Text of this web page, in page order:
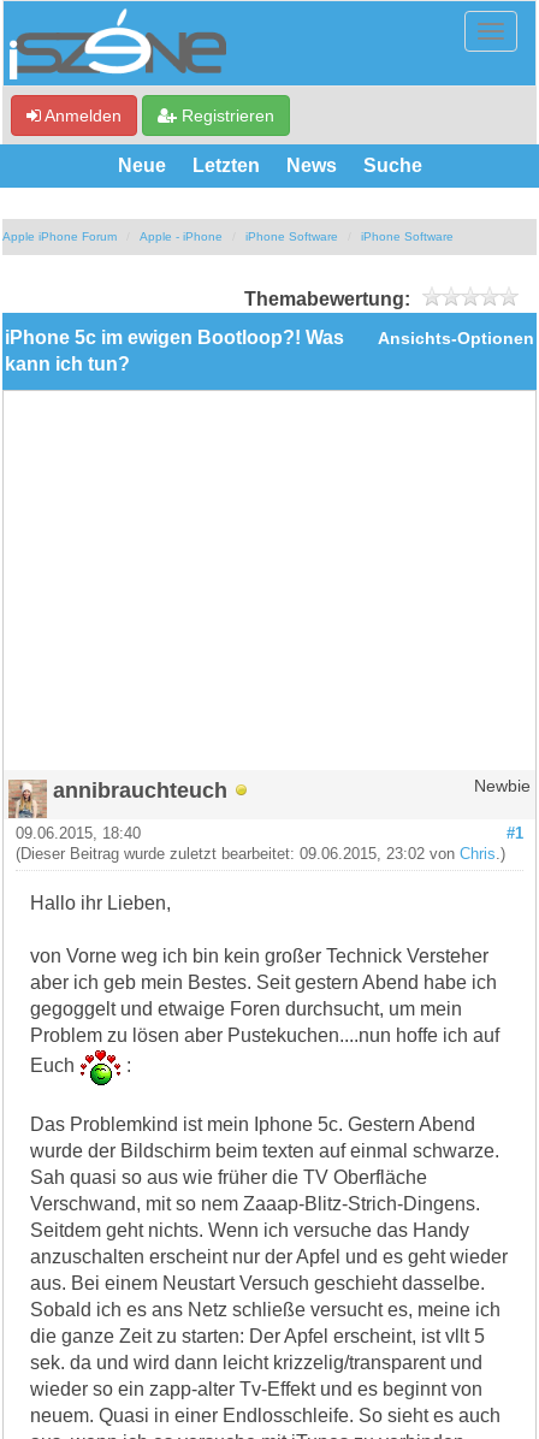
Anmelden Registrieren
Neue Letzten News Suche
Apple iPhone Forum Apple - iPhone iPhone Software iPhone Software
Themabewertung:
Ansichts-Optionen
iPhone 5c im ewigen Bootloop?! Was
kann ich tun?
annibrauchteuch Newbie
#1
09.06.2015, 18:40
(Dieser Beitrag wurde zuletzt bearbeitet: 09.06.2015, 23:02 vonChris .)
Hallo ihr Lieben,
von Vorne weg ich bin kein großer Technick Versteher
aber ich geb mein Bestes. Seit gestern Abend habe ich
gegoggelt und etwaige Foren durchsucht, um mein
Problem zu lösen aber Pustekuchen....nun hoffe ich auf
Euch
:
Das Problemkind ist mein Iphone 5c. Gestern Abend
wurde der Bildschirm beim texten auf einmal schwarze.
Sah quasi so aus wie früher die TV Oberfläche
Verschwand, mit so nem Zaaap-Blitz-Strich-Dingens.
Seitdem geht nichts. Wenn ich versuche das Handy
anzuschalten erscheint nur der Apfel und es geht wieder
aus. Bei einem Neustart Versuch geschieht dasselbe.
Sobald ich es ans Netz schließe versucht es, meine ich
die ganze Zeit zu starten: Der Apfel erscheint, ist vllt 5
sek. da und wird dann leicht krizzelig/transparent und
wieder so ein zapp-alter Tv-Effekt und es beginnt von
neuem. Quasi in einer Endlosschleife. So sieht es auch